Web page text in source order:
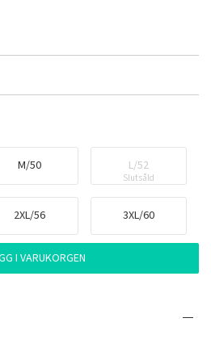
M/50 L/52
Slutsåld
2XL/56 3XL/60
I VARUKORGEN